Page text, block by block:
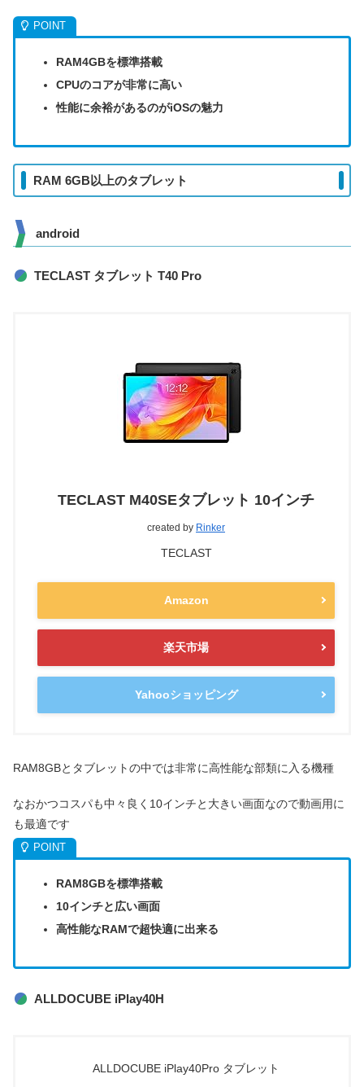
RAM4GBを標準搭載
CPUのコアが非常に高い
性能に余裕があるのがiOSの魅力
RAM 6GB以上のタブレット
android
TECLAST タブレット T40 Pro
TECLAST M40SEタブレット 10インチ
created by Rinker
TECLAST
Amazon
楽天市場
Yahooショッピング
RAM8GBとタブレットの中では非常に高性能な部類に入る機種
なおかつコスパも中々良く10インチと大きい画面なので動画用に
も最適です
RAM8GBを標準搭載
10インチと広い画面
高性能なRAMで超快適に出来る
ALLDOCUBE iPlay40H
ALLDOCUBE iPlay40Pro タブレット